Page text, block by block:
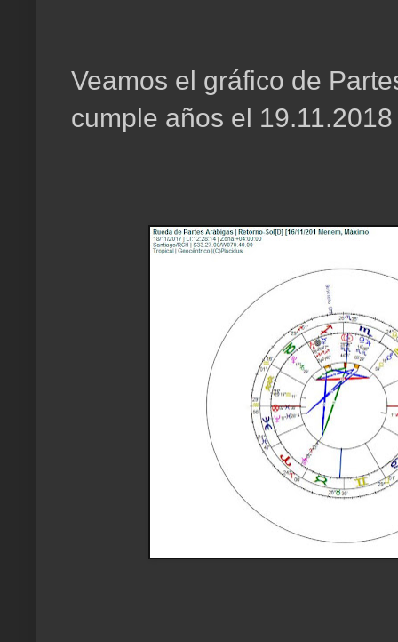
Veamos el gráfico de
cumple años el 19.11.2018